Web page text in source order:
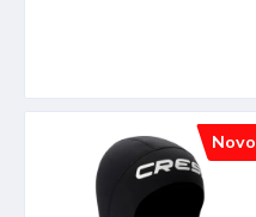
Novo